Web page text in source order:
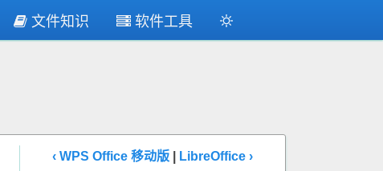
文件知识 软件工具
‹ WPS Office 移动版 LibreOffice ›